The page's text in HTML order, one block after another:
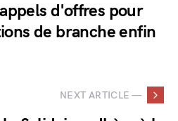
d'offres pour
de branche enfin
NEXT ARTICLE —